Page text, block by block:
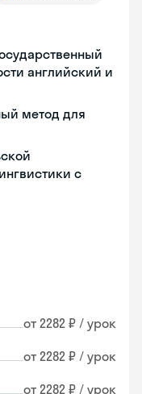
английский и
метод для
с
от 2282 ₽ / урок
от 2282 ₽ / урок
от 2282 ₽ / урок